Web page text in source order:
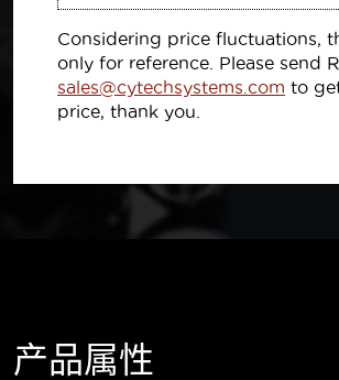
Considering price fluctuations,
only for reference. Please send
sales@cytechsystems.com to
price, thank you.
产品属性